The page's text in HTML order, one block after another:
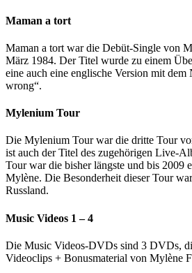
Maman a tort
Maman a tort war die Debüt-Single von
März 1984. Der Titel wurde zu einem
eine auch eine englische Version mit
wrong“.
Mylenium Tour
Die Mylenium Tour war die dritte Tour
ist auch der Titel des zugehörigen Live-
Tour war die bisher längste und bis 2009
Mylène. Die Besonderheit dieser Tour
Russland.
Music Videos 1 – 4
Die Music Videos-DVDs sind 3 DVDs,
Videoclips + Bonusmaterial von Mylène